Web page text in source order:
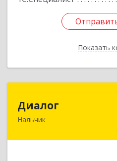
Показать
Диалог
Нальчик
360016, Кабардино-